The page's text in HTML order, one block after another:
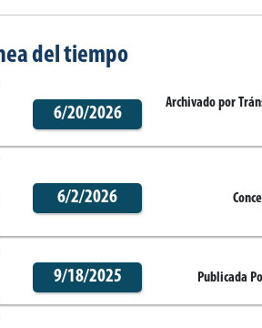
del tiempo
6/20/2026
Archivado por
Gaceta
6/2/2026
Gaceta
9/18/2025 Publicada